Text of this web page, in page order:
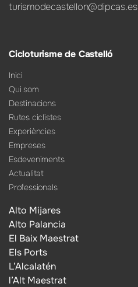
turismodecastellon@dipcas.es
Cicloturisme de Castelló
Inici
Qui som
Destinacions
Rutes ciclistes
Experiències
Empreses
Esdeveniments
Actualitat
Professionals
Alto Mijares
Alto Palancia
El Baix Maestrat
Els Ports
L’Alcalatén
l’Alt Maestrat